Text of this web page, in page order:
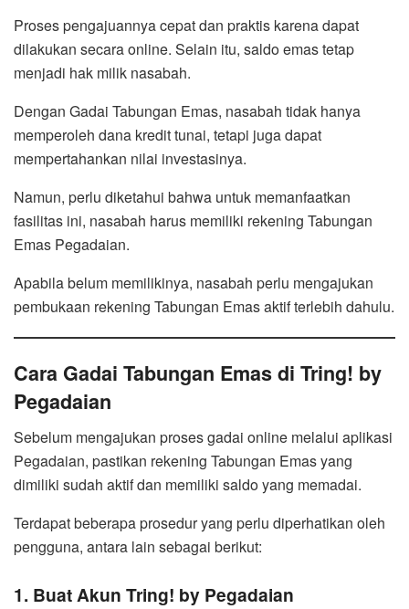
Proses pengajuannya cepat dan praktis karena dapat
dilakukan secara online. Selain itu, saldo emas tetap
menjadi hak milik nasabah.
Dengan Gadai Tabungan Emas, nasabah tidak hanya
memperoleh dana kredit tunai, tetapi juga dapat
mempertahankan nilai investasinya.
Namun, perlu diketahui bahwa untuk memanfaatkan
fasilitas ini, nasabah harus memiliki rekening Tabungan
Emas Pegadaian.
Apabila belum memilikinya, nasabah perlu mengajukan
pembukaan rekening Tabungan Emas aktif terlebih dahulu.
Cara Gadai Tabungan Emas di Tring! by
Pegadaian
Sebelum mengajukan proses gadai online melalui aplikasi
Pegadaian, pastikan rekening Tabungan Emas yang
dimiliki sudah aktif dan memiliki saldo yang memadai.
Terdapat beberapa prosedur yang perlu diperhatikan oleh
pengguna, antara lain sebagai berikut:
1. Buat Akun Tring! by Pegadaian